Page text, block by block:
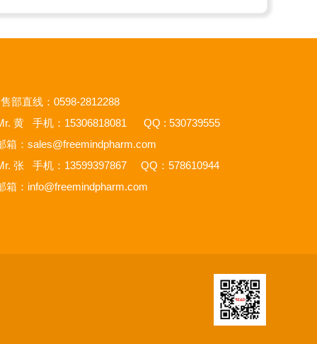
部直线：0598-2812288
黄 手机：15306818081 QQ : 530739555
： sales@freemindpharm.com
张 手机：13599397867 QQ：578610944
： info@freemindpharm.com